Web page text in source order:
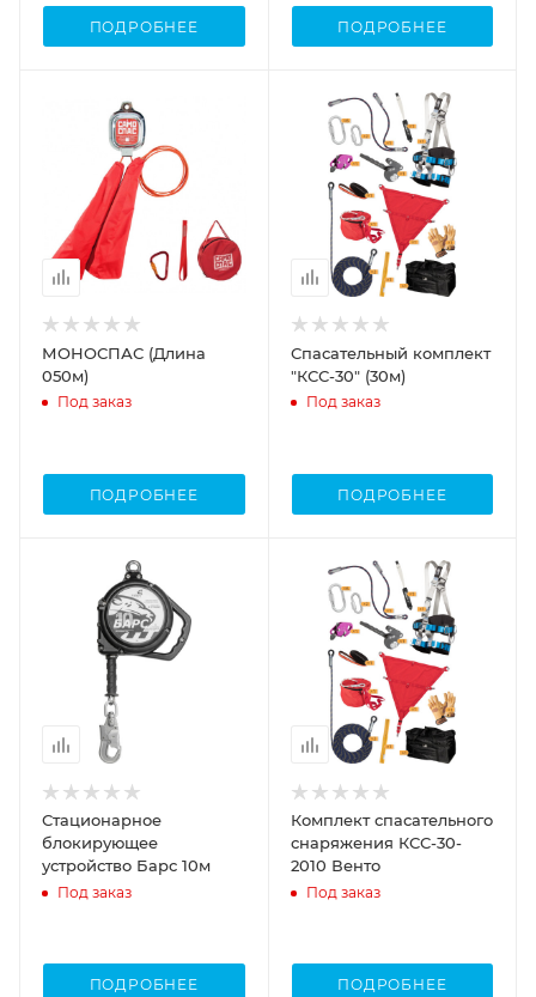
ПОДРОБНЕЕ ПОДРОБНЕЕ
МОНОСПАС (Длина
050м)
Под заказ
ПОДРОБНЕЕ
Спасательный комплект
"КСС-30" (30м)
Под заказ
ПОДРОБНЕЕ
Стационарное
блокирующее
устройство Барс 10м
Под заказ
ПОДРОБНЕЕ
Комплект спасательного
снаряжения КСС-30-
2010 Венто
Под заказ
ПОДРОБНЕЕ